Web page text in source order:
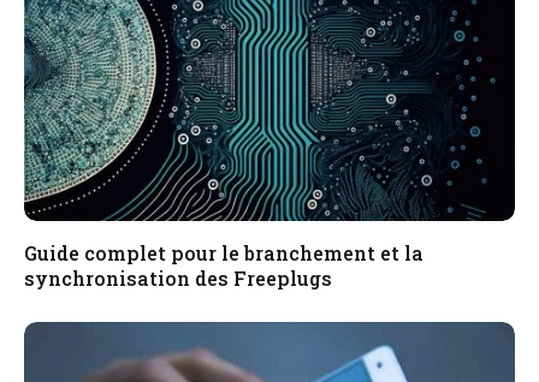
Guide complet pour le branchement et la
synchronisation des Freeplugs